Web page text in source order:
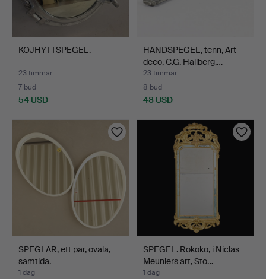
KOJHYTTSPEGEL.
23 timmar
7 bud
54 USD
HANDSPEGEL, tenn, Art
deco, C.G. Hallberg,…
23 timmar
8 bud
48 USD
SPEGLAR, ett par, ovala,
samtida.
1 dag
SPEGEL. Rokoko, i Niclas
Meuniers art, Sto…
1 dag